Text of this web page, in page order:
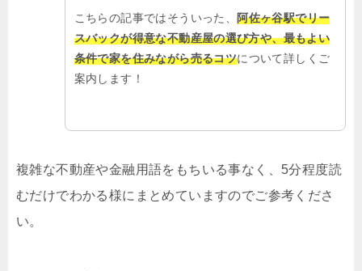
こちらの記事ではそういった、阿佐ヶ谷駅でリー
スバックが得意な不動産屋の選び方や、最もよい
条件で家を住みながら売るコツについて詳しくご
案内します！
複雑な不動産や金融用語をもちいる事なく、5分程度読
むだけでわかる様にまとめていますのでご参考くださ
い。